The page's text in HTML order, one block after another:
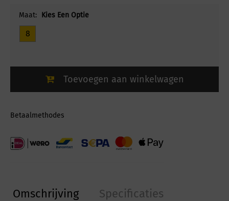
Maat: Kies Een Optie
8
Toevoegen aan winkelwagen
Betaalmethodes
Omschrijving Specificaties